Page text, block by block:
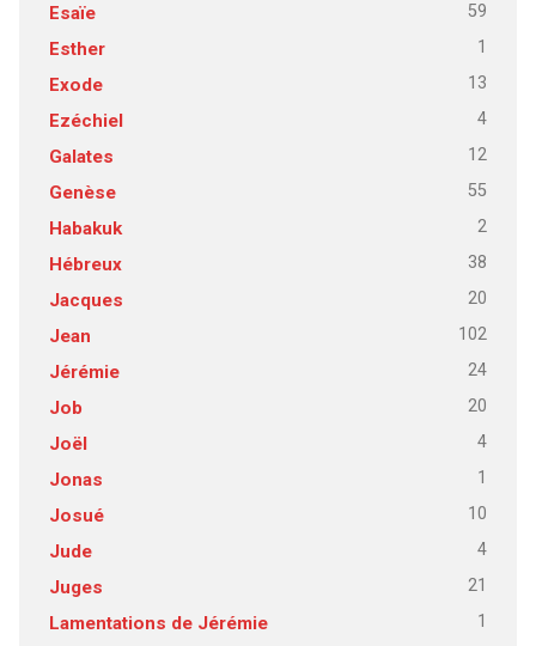
Esaïe 59
Esther 1
Exode 13
Ezéchiel 4
Galates 12
Genèse 55
Habakuk 2
Hébreux 38
Jacques 20
Jean 102
Jérémie 24
Job 20
Joël 4
Jonas 1
Josué 10
Jude 4
Juges 21
Lamentations de Jérémie 1